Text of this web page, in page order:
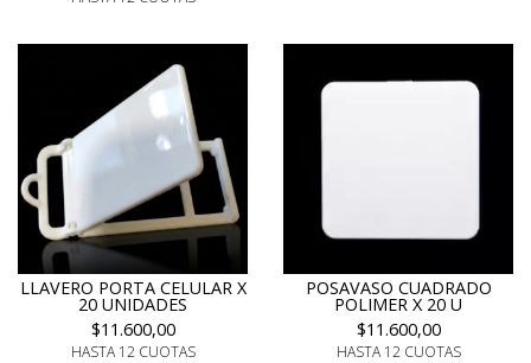
LLAVERO PORTA CELULAR X
20 UNIDADES
$11.600,00
HASTA 12 CUOTAS
POSAVASO CUADRADO
POLIMER X 20 U
$11.600,00
HASTA 12 CUOTAS